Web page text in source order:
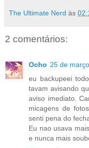
The Ultimate Nerd às
2 comentários:
Ocho 25 de
eu backupeei
tavam avisando
aviso imediato.
micagens de
senti pena do
Eu nao usava
e nunca mais